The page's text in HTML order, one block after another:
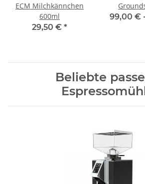
ECM Milchkännchen
600ml
29,50 € *
99,00 €
Beliebte